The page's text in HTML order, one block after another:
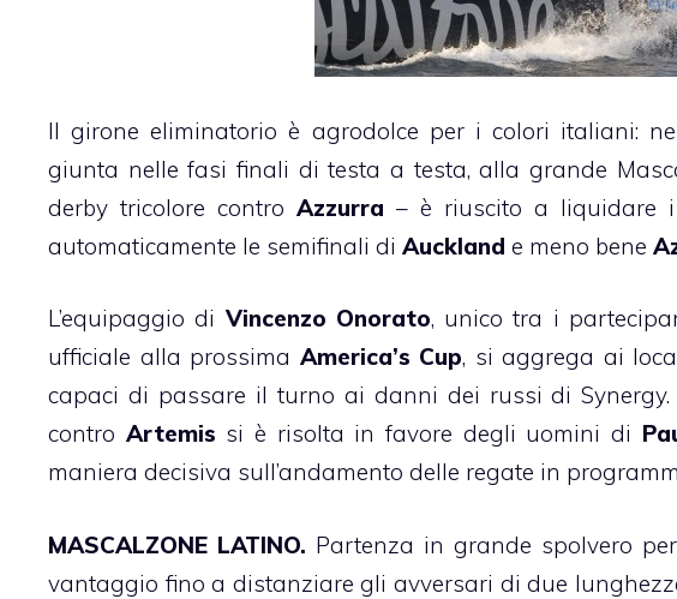
Il girone eliminatorio è agrodolce per i colori italiani:
giunta nelle fasi finali di testa a testa, alla grande
derby tricolore contro Azzurra – è riuscito a liquidare
automaticamente le semifinali di Auckland e meno bene
L’equipaggio diVincenzo Onorato, unico tra i
ufficiale alla prossima America’s Cup, si aggrega ai
capaci di passare il turno ai danni dei russi di
contro Artemis si è risolta in favore degli uomini di
maniera decisiva sull’andamento delle regate in
MASCALZONE LATINO. Partenza in grande spolvero
vantaggio fino a distanziare gli avversari di due